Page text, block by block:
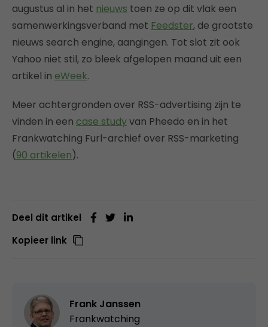
augustus al in het nieuws toen ze op dit vlak een
samenwerkingsverband met Feedster, de grootste
nieuws search engine, aangingen. Tot slot zit ook
Yahoo niet stil, zo bleek afgelopen maand uit een
artikel in eWeek.
Meer achtergronden over RSS-advertising zijn te
vinden in een case studyvan Pheedo en in het
Frankwatching Furl-archief over RSS-marketing
(90 artikelen).
Deel dit artikel
Kopieer link
Frank Janssen
Frankwatching